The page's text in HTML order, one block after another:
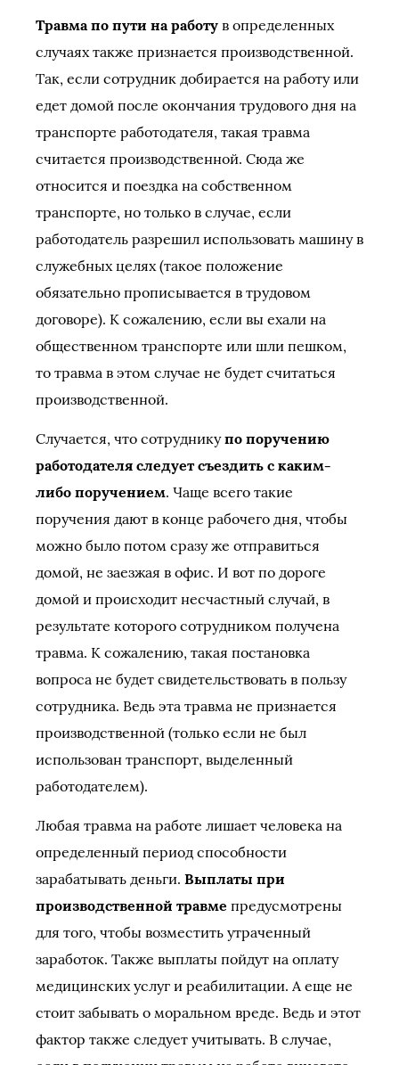
Травма по пути на работу в определенных
случаях также признается производственной.
Так, если сотрудник добирается на работу или
едет домой после окончания трудового дня на
транспорте работодателя, такая травма
считается производственной. Сюда же
относится и поездка на собственном
транспорте, но только в случае, если
работодатель разрешил использовать машину в
служебных целях (такое положение
обязательно прописывается в трудовом
договоре). К сожалению, если вы ехали на
общественном транспорте или шли пешком,
то травма в этом случае не будет считаться
производственной.
Случается, что сотрудникупо поручению
работодателя следует съездить с каким-
либо поручением. Чаще всего такие
поручения дают в конце рабочего дня, чтобы
можно было потом сразу же отправиться
домой, не заезжая в офис. И вот по дороге
домой и происходит несчастный случай, в
результате которого сотрудником получена
травма. К сожалению, такая постановка
вопроса не будет свидетельствовать в пользу
сотрудника. Ведь эта травма не признается
производственной (только если не был
использован транспорт, выделенный
работодателем).
Любая травма на работе лишает человека на
определенный период способности
зарабатывать деньги. Выплаты при
производственной травме предусмотрены
для того, чтобы возместить утраченный
заработок. Также выплаты пойдут на оплату
медицинских услуг и реабилитации. А еще не
стоит забывать о моральном вреде. Ведь и этот
фактор также следует учитывать. В случае,